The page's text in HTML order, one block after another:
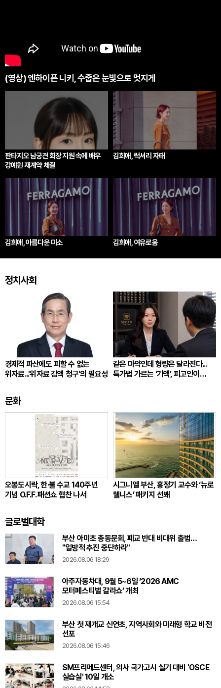
(영상) 엔하이픈 니키, 수줍은 눈빛으로 멋지게
판타지오 남궁견 회장 지원 속에 배우
강예원 재계약 체결
김희애, 럭셔리 자태
김희애, 아름다운 미소 김희애, 여유로움
정치사회
경제적 파산에도 피할 수 없는
위자료...'위자료 감액 청구'의 필요성
같은 마약인데 형량은 달라진다...
특가법 가르는 ‘가액’, 피고인이
문화
오봉도시락, 한·불 수교 140주년
기념 O.F.F. 패션쇼 협찬 나서
시그니엘 부산, 홍정기 교수와 ‘뉴로
웰니스’ 패키지 선봬
글로벌대학
부산 아미초 총동문회, 폐교 반대 비대위 출범…
"일방적 추진 중단하라"
2026.08.06 18:29
아주자동차대, 9월 5~6일 ‘2026 AMC
모터페스티벌 갈라쇼’ 개최
2026.08.06 15:54
부산 첫 재개교 신연초, 지역사회와 미래형 학교 비전
선포
2026.08.06 15:46
SM프리메드센터, 의사 국가고시 실기 대비 'OSCE
실습실' 10일 개소